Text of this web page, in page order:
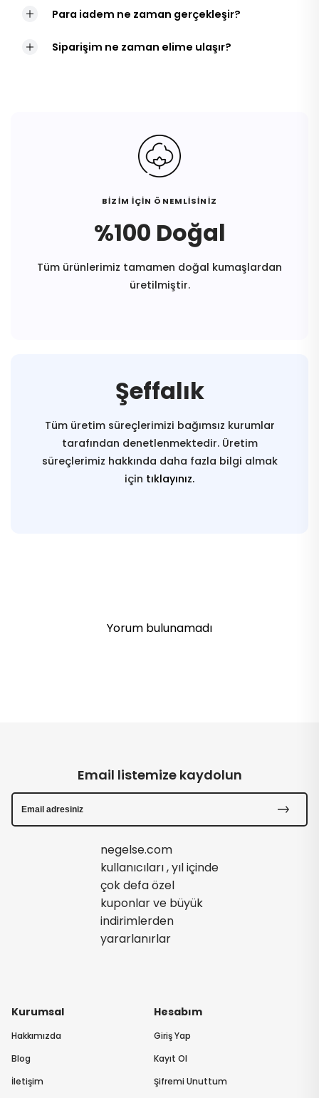
Para iadem ne zaman gerçekleşir?
Siparişim ne zaman elime ulaşır?
BİZİM İÇİN ÖNEMLİSİNİZ
%100 Doğal
Tüm ürünlerimiz tamamen doğal kumaşlardan
üretilmiştir.
Şeffalık
Tüm üretim süreçlerimizi bağımsız kurumlar
tarafından denetlenmektedir. Üretim
süreçlerimiz hakkında daha fazla bilgi almak
için tıklayınız.
Yorum bulunamadı
Kurumsal
Hakkımızda
Blog
İletişim
Hesabım
Giriş Yap
Kayıt Ol
Şifremi Unuttum
Email listemize kaydolun
negelse.com
kullanıcıları , yıl içinde
çok defa özel
kuponlar ve büyük
indirimlerden
yararlanırlar